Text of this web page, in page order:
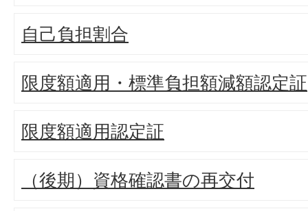
自己負担割合
限度額適用・標準負担額減額認定証
限度額適用認定証
（後期）資格確認書の再交付